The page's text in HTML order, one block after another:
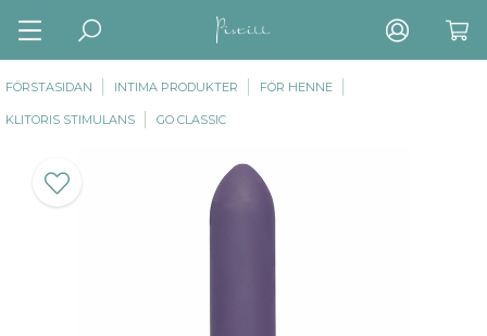
FÖRSTASIDAN INTIMA PRODUKTER FÖR HENNE
KLITORIS STIMULANS GO CLASSIC